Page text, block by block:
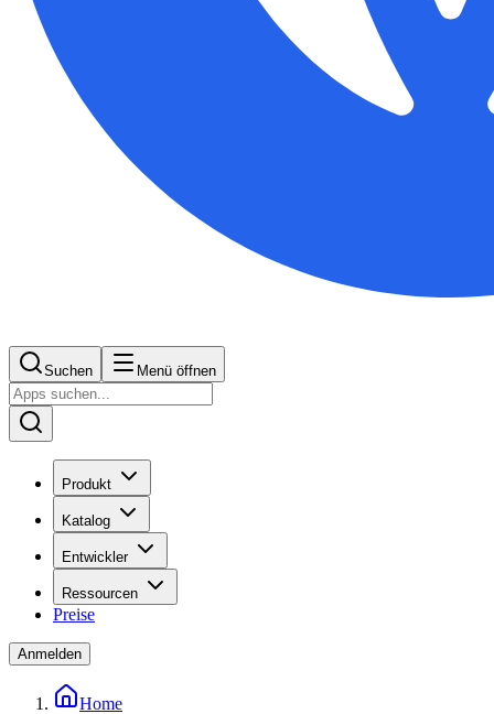
Suchen Menü öffnen
Produkt
Katalog
Entwickler
Ressourcen
Preise
Anmelden
Home